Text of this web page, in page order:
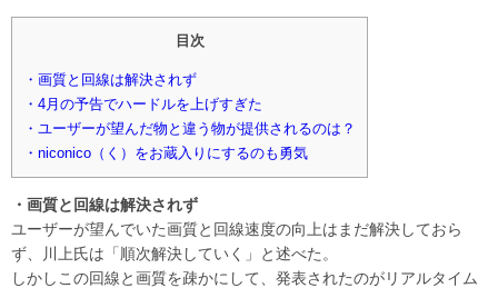
目次
・画質と回線は解決されず
・4月の予告でハードルを上げすぎた
・ユーザーが望んだ物と違う物が提供されるのは？
・niconico（く）をお蔵入りにするのも勇気
・画質と回線は解決されず
ユーザーが望んでいた画質と回線速度の向上はまだ解決しておら
ず、川上氏は「順次解決していく」と述べた。
しかしこの回線と画質を疎かにして、発表されたのがリアルタイム